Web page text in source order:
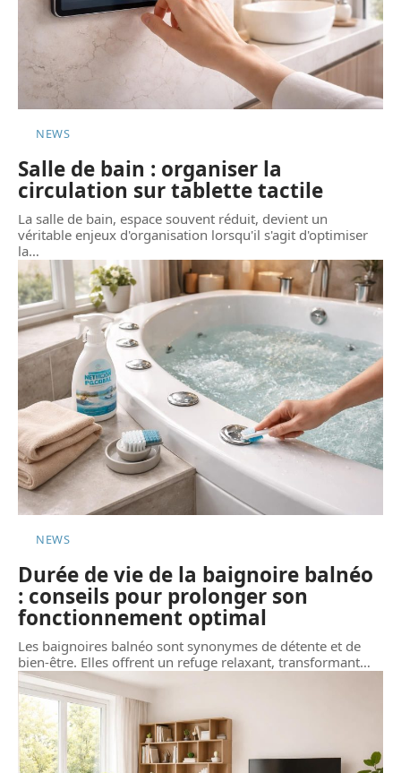
NEWS
Salle de bain : organiser la
circulation sur tablette tactile
La salle de bain, espace souvent réduit, devient un
véritable enjeux d'organisation lorsqu'il s'agit d'optimiser
la…
NEWS
Durée de vie de la baignoire balnéo
: conseils pour prolonger son
fonctionnement optimal
Les baignoires balnéo sont synonymes de détente et de
bien-être. Elles offrent un refuge relaxant, transformant…